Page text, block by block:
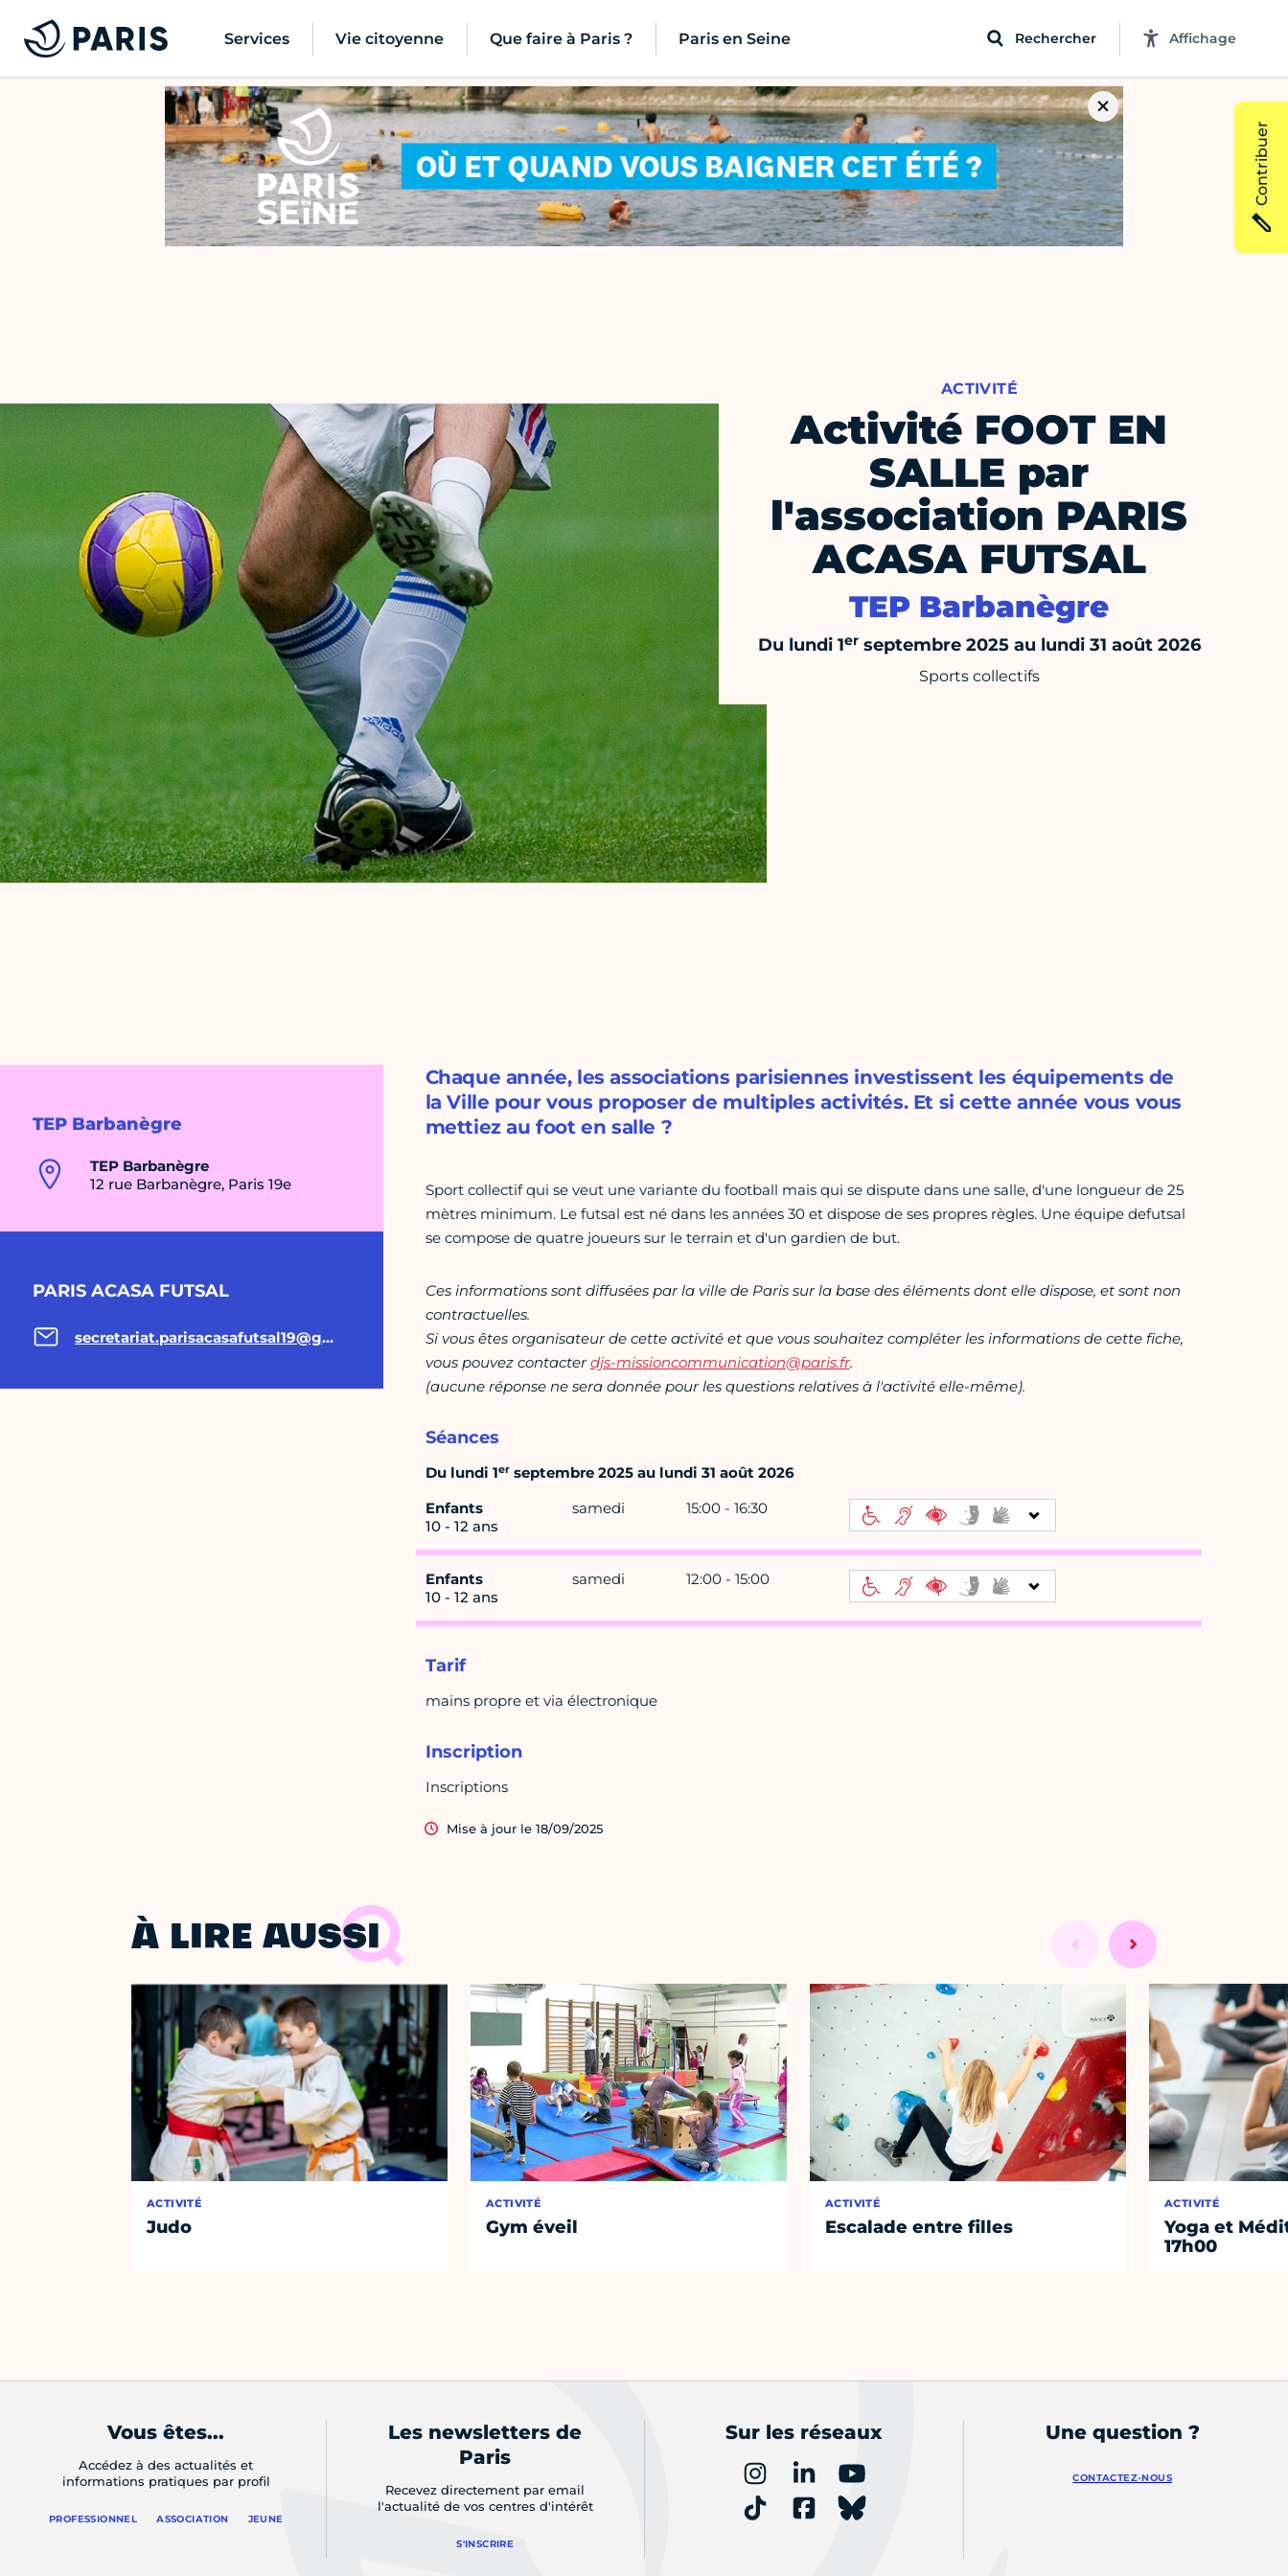
Services Vie citoyenne Que faire à Paris ? Paris en Seine Rechercher Affichage
ACTIVITÉ
Activité FOOT EN
SALLE par
l'association PARIS
ACASA FUTSAL
TEP Barbanègre
Du lundi 1erseptembre 2025 au lundi 31 août 2026
Sports collectifs
TEP Barbanègre
TEP Barbanègre
12 rue Barbanègre, Paris 19e
PARIS ACASA FUTSAL
secretariat.parisacasafutsal19@gmail.com
Chaque année, les associations parisiennes investissent les équipements de
la Ville pour vous proposer de multiples activités. Et si cette année vous vous
mettiez au foot en salle ?
Sport collectif qui se veut une variante du football mais qui se dispute dans une salle, d'une longueur de 25
mètres minimum. Le futsal est né dans les années 30 et dispose de ses propres règles. Une équipe defutsal
se compose de quatre joueurs sur le terrain et d'un gardien de but.
Ces informations sont diffusées par la ville de Paris sur la base des éléments dont elle dispose, et sont non
contractuelles.
Si vous êtes organisateur de cette activité et que vous souhaitez compléter les informations de cette fiche,
vous pouvez contacterdjs-missioncommunication@paris.fr.
(aucune réponse ne sera donnée pour les questions relatives à l'activité elle-même).
Séances
Du lundi 1erseptembre 2025 au lundi 31 août 2026
Enfants
10 - 12 ans
samedi 15:00 - 16:30
Enfants
10 - 12 ans
samedi 12:00 - 15:00
Tarif
mains propre et via électronique
Inscription
Inscriptions
Mise à jour le 18/09/2025
À LIRE AUSSI
ACTIVITÉ
Judo
ACTIVITÉ
Gym éveil
ACTIVITÉ
Escalade entre filles
ACTIVITÉ
Yoga et
17h00
Contribuer
Vous êtes...
Accédez à des actualités et
informations pratiques par profil
PROFESSIONNEL ASSOCIATION JEUNE
Les newsletters de
Paris
Recevez directement par email
l'actualité de vos centres d'intérêt
S'INSCRIRE
Sur les réseaux Une question ?
CONTACTEZ-NOUS